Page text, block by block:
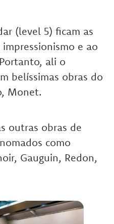
(level 5) ficam as
e ao
ali o
belíssimas obras do
Monet.
outras obras de
como
Gauguin, Redon,